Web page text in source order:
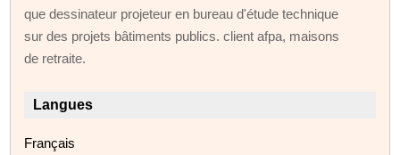
que dessinateur projeteur en bureau d'étude technique
sur des projets bâtiments publics. client afpa, maisons
de retraite.
Langues
Français